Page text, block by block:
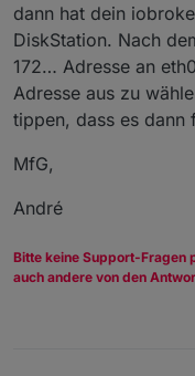
dann hat dein
DiskStation. Nach
172… Adresse an
Adresse aus zu
tippen, dass es dann
MfG,
André
Bitte keine Support-Fragen
auch andere von den